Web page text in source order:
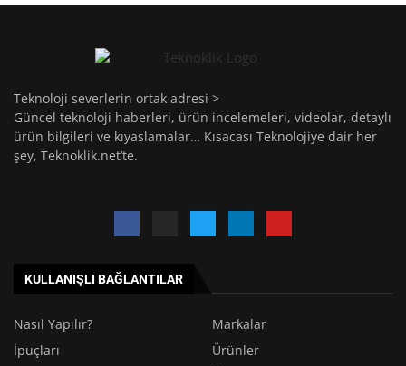
Teknoloji severlerin ortak adresi >
Güncel teknoloji haberleri, ürün incelemeleri, videolar, detaylı
ürün bilgileri ve kıyaslamalar… Kısacası Teknolojiye dair her
şey, Teknoklik.net’te.
KULLANIŞLI BAĞLANTILAR
Nasıl Yapılır?
Markalar
İpuçları
Ürünler